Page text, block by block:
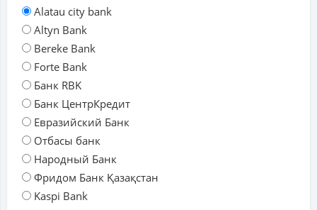
Alatau city bank
Altyn Bank
Bereke Bank
Forte Bank
Банк RBK
Банк ЦентрКредит
Евразийский Банк
Отбасы банк
Народный Банк
Фридом Банк Қазақстан
Kaspi Bank